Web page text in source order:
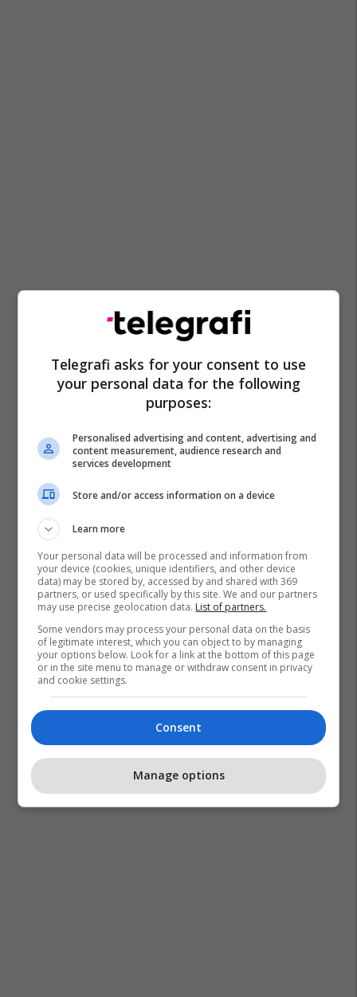
Moti Në Shqipëri
Telegrafi asks for your consent to use
your personal data for the following
purposes:
Personalised advertising and content, advertising and
content measurement, audience research and
services development
Store and/or access information on a device
Learn more
Your personal data will be processed and information from
your device (cookies, unique identifiers, and other device
data) may be stored by, accessed by and shared with 369
partners, or used specifically by this site. We and our partners
may use precise geolocation data. List of partners.
Some vendors may process your personal data on the basis
of legitimate interest, which you can object to by managing
your options below. Look for a link at the bottom of this page
or in the site menu to manage or withdraw consent in privacy
and cookie settings.
Consent
Manage options